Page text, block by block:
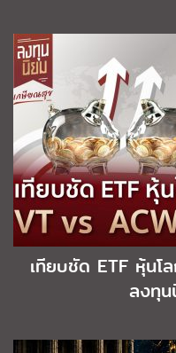
เทียบชัด ETF หุ้น
ลงทุน